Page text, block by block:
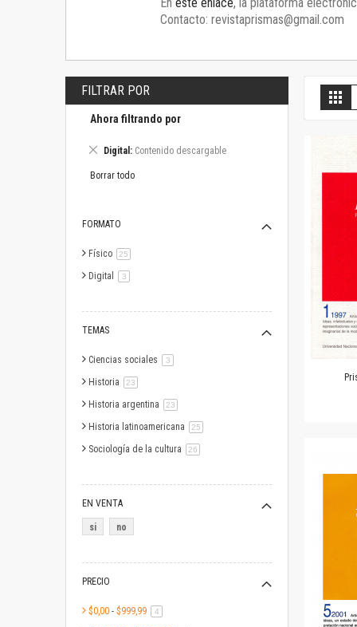
Contacto: revistaprismas@gmail.com
FILTRAR POR
Ahora filtrando por
Digital Contenido descargable
Eliminar
artículo
Borrar todo
FORMATO
Físico 25
Digital 3artículo
TEMAS
Ciencias sociales 3artículo
Historia 23
Historia argentina 23
Historia latinoamericana 25
Sociología de la cultura 26
EN VENTA
si no
PRECIO
$0,00 - $999,99 4